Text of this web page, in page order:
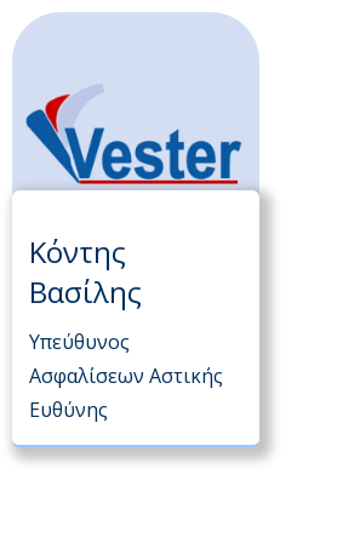
Κόντης
Βασίλης
Υπεύθυνος
Ασφαλίσεων Αστικής
Ευθύνης